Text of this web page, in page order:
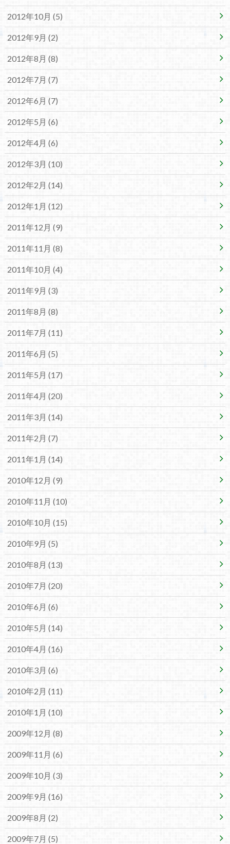
2012年10月 (5)
2012年9月 (2)
2012年8月 (8)
2012年7月 (7)
2012年6月 (7)
2012年5月 (6)
2012年4月 (6)
2012年3月 (10)
2012年2月 (14)
2012年1月 (12)
2011年12月 (9)
2011年11月 (8)
2011年10月 (4)
2011年9月 (3)
2011年8月 (8)
2011年7月 (11)
2011年6月 (5)
2011年5月 (17)
2011年4月 (20)
2011年3月 (14)
2011年2月 (7)
2011年1月 (14)
2010年12月 (9)
2010年11月 (10)
2010年10月 (15)
2010年9月 (5)
2010年8月 (13)
2010年7月 (20)
2010年6月 (6)
2010年5月 (14)
2010年4月 (16)
2010年3月 (6)
2010年2月 (11)
2010年1月 (10)
2009年12月 (8)
2009年11月 (6)
2009年10月 (3)
2009年9月 (16)
2009年8月 (2)
2009年7月 (5)